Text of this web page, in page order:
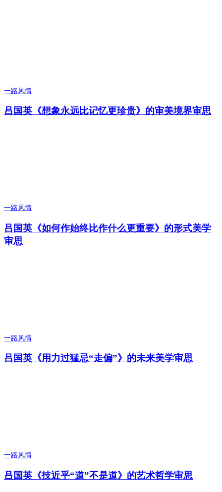
一路风情
吕国英《想象永远比记忆更珍贵》的审美境界审思
一路风情
吕国英《如何作始终比作什么更重要》的形式美学
审思
一路风情
吕国英《用力过猛忌“走偏”》的未来美学审思
一路风情
吕国英《技近乎“道”不是道》的艺术哲学审思